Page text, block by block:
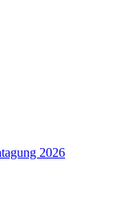
2026